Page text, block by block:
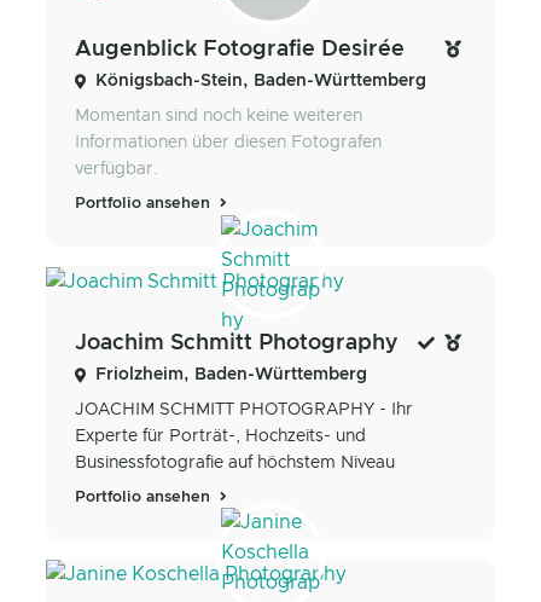
Augenblick Fotografie Desirée
Königsbach-Stein, Baden-Württemberg
Momentan sind noch keine weiteren
Informationen über diesen Fotografen
verfügbar.
Portfolio ansehen
Joachim Schmitt Photography
Friolzheim, Baden-Württemberg
JOACHIM SCHMITT PHOTOGRAPHY - Ihr
Experte für Porträt-, Hochzeits- und
Businessfotografie auf höchstem Niveau
Portfolio ansehen